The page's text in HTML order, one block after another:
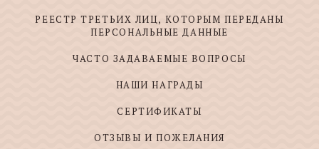
РЕЕСТР ТРЕТЬИХ ЛИЦ, КОТОРЫМ ПЕРЕДАНЫ
ПЕРСОНАЛЬНЫЕ ДАННЫЕ
ЧАСТО ЗАДАВАЕМЫЕ ВОПРОСЫ
НАШИ НАГРАДЫ
СЕРТИФИКАТЫ
ОТЗЫВЫ И ПОЖЕЛАНИЯ